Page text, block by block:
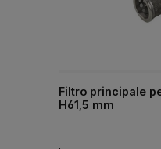
Filtro principale
H61,5 mm